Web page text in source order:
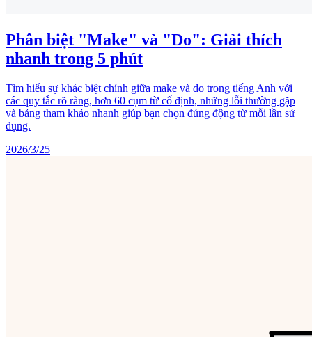
Phân biệt "Make" và "Do": Giải thích
nhanh trong 5 phút
Tìm hiểu sự khác biệt chính giữa make và do trong tiếng Anh với
các quy tắc rõ ràng, hơn 60 cụm từ cố định, những lỗi thường gặp
và bảng tham khảo nhanh giúp bạn chọn đúng động từ mỗi lần sử
dụng.
2026/3/25